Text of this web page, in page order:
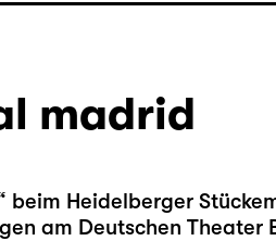
madrid
beim Heidelberger
am Deutschen Theater